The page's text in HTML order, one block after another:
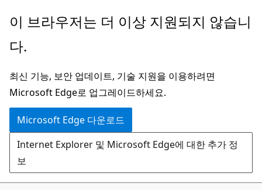
주
콘
츠
로
건
너
뛰
기
이 브라우저는 더 이상 지원되지 않습니
다.
최신 기능, 보안 업데이트, 기술 지원을 이용하려면
Microsoft Edge로 업그레이드하세요.
Microsoft Edge 다운로드
Internet Explorer 및 Microsoft Edge에 대한 추가 정
보